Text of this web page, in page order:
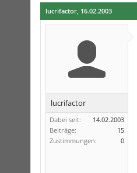
lucrifactor, 16.02.2003
lucrifactor
Dabei seit:
14.02.2003
Beiträge:
15
Zustimmungen:
0